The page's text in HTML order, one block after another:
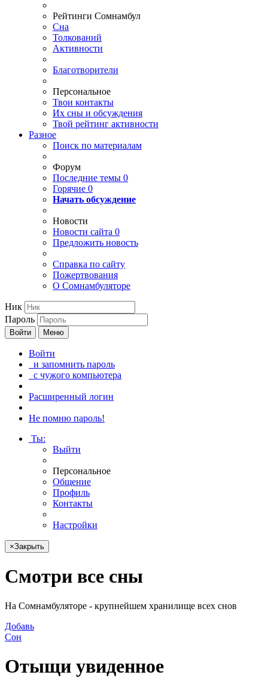
Рейтинги Сомнамбул
Сна
Толкований
Активности
Благотворители
Персональное
Твои контакты
Их сны и обсуждения
Твой рейтинг активности
Разное
Поиск по материалам
Форум
Последние темы 0
Горячие 0
Начать обсуждение
Новости
Новости сайта 0
Предложить новость
Справка по сайту
Пожертвования
О Сомнамбуляторе
Ник
Пароль
Войти Меню
Войти
и запомнить пароль
с чужого компьютера
Расширенный логин
Не помню пароль!
Ты:
Выйти
Персональное
Общение
Профиль
Контакты
Настройки
×Закрыть
Смотри все сны
На Сомнамбуляторе - крупнейшем хранилище всех снов
Добавь
Сон
Отыщи увиденное